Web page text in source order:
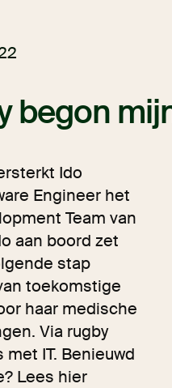
begon
Ido
Engineer het
Team van
aan boord zet
stap
toekomstige
haar medische
Via rugby
IT. Benieuwd
Lees hier